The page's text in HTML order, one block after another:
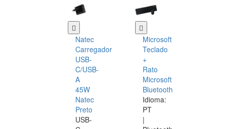
Natec
Carregador
USB-
C/USB-
A
45W
Natec
Preto
USB-
Microsoft
Teclado
+
Rato
Microsoft
Bluetooth
Idioma:
PT
|